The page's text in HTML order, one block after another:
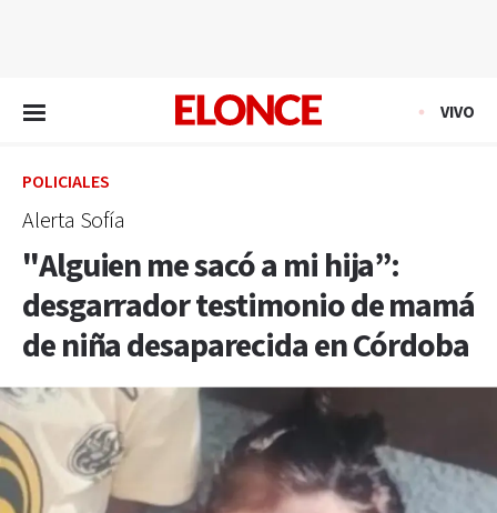
VIVO
POLICIALES
Alerta Sofía
"Alguien me sacó a mi hija”:
desgarrador testimonio de mamá
de niña desaparecida en Córdoba